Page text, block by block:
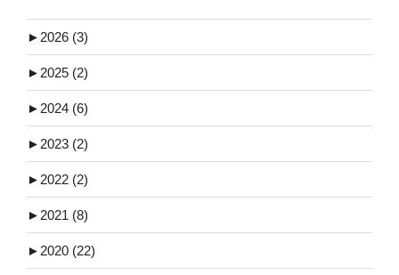
► 2026 (3)
► 2025 (2)
► 2024 (6)
► 2023 (2)
► 2022 (2)
► 2021 (8)
► 2020 (22)